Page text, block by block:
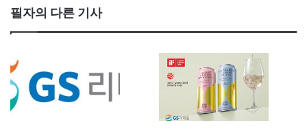
필자의 다른 기사